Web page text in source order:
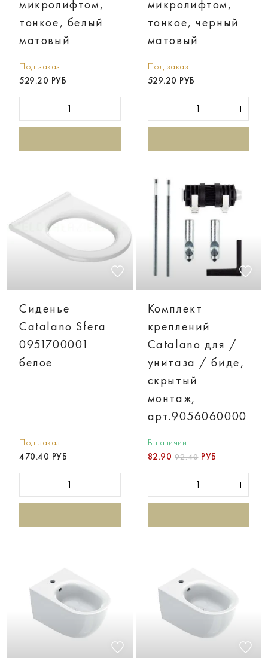
микролифтом,
тонкое, белый
матовый
Под заказ
529.20 РУБ
микролифтом,
тонкое, черный
матовый
Под заказ
529.20 РУБ
Cиденье
Catalano Sfera
0951700001
белое
Под заказ
470.40 РУБ
Комплект
креплений
Catalano для /
унитаза / биде,
скрытый
монтаж,
арт.9056060000
В наличии
82.90 92.40РУБ